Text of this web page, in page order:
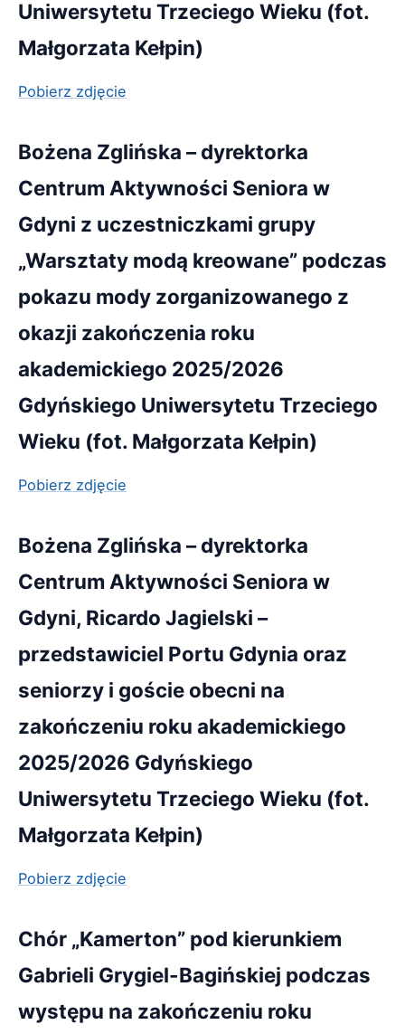
Uniwersytetu Trzeciego Wieku (fot.
Małgorzata Kełpin)
Pobierz zdjęcie
Bożena Zglińska – dyrektorka
Centrum Aktywności Seniora w
Gdyni z uczestniczkami grupy
„Warsztaty modą kreowane” podczas
pokazu mody zorganizowanego z
okazji zakończenia roku
akademickiego 2025/2026
Gdyńskiego Uniwersytetu Trzeciego
Wieku (fot. Małgorzata Kełpin)
Pobierz zdjęcie
Bożena Zglińska – dyrektorka
Centrum Aktywności Seniora w
Gdyni, Ricardo Jagielski –
przedstawiciel Portu Gdynia oraz
seniorzy i goście obecni na
zakończeniu roku akademickiego
2025/2026 Gdyńskiego
Uniwersytetu Trzeciego Wieku (fot.
Małgorzata Kełpin)
Pobierz zdjęcie
Chór „Kamerton” pod kierunkiem
Gabrieli Grygiel-Bagińskiej podczas
występu na zakończeniu roku